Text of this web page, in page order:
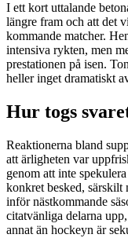
I ett kort uttalande
längre fram och att det
kommande matcher.
intensiva rykten, men
prestationen på isen.
heller inget dramatiskt
Hur togs
Reaktionerna bland
att ärligheten var
genom att inte
konkret besked, särskilt
inför nästkommande
citatvänliga delarna
annat än hockeyn är